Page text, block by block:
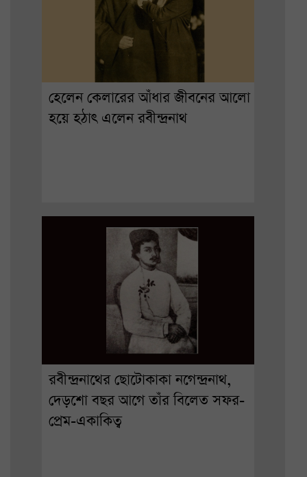
হেলেন কেলারের আঁধার জীবনের আলো
হয়ে হঠাৎ এলেন রবীন্দ্রনাথ
রবীন্দ্রনাথের ছোটোকাকা নগেন্দ্রনাথ,
দেড়শো বছর আগে তাঁর বিলেত সফর-
প্রেম-একাকিত্ব